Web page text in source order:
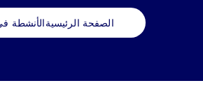
الصفحة الرئيسيةالأنشطة